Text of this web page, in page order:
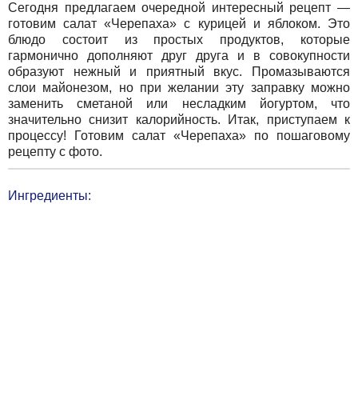
Сегодня предлагаем очередной интересный рецепт —
готовим салат «Черепаха» с курицей и яблоком. Это
блюдо состоит из простых продуктов, которые
гармонично дополняют друг друга и в совокупности
образуют нежный и приятный вкус. Промазываются
слои майонезом, но при желании эту заправку можно
заменить сметаной или несладким йогуртом, что
значительно снизит калорийность. Итак, приступаем к
процессу! Готовим салат «Черепаха» по пошаговому
рецепту с фото.
Ингредиенты: